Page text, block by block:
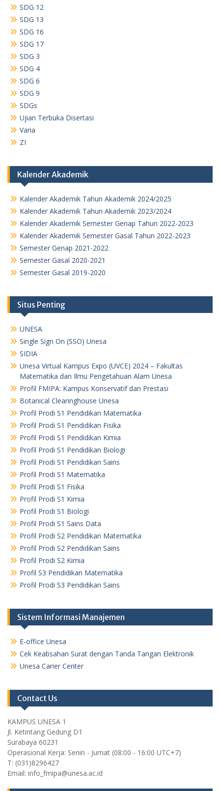
SDG 12
SDG 13
SDG 16
SDG 17
SDG 3
SDG 4
SDG 6
SDG 9
SDGs
Ujian Terbuka Disertasi
Varia
ZI
Kalender Akademik
Kalender Akademik Tahun Akademik 2024/2025
Kalender Akademik Tahun Akademik 2023/2024
Kalender Akademik Semester Genap Tahun 2022-2023
Kalender Akademik Semester Gasal Tahun 2022-2023
Semester Genap 2021-2022
Semester Gasal 2020-2021
Semester Gasal 2019-2020
Situs Penting
UNESA
Single Sign On (SSO) Unesa
SIDIA
Unesa Virtual Kampus Expo (UVCE) 2024 – Fakultas
Matematika dan Ilmu Pengetahuan Alam Unesa
Profil FMIPA: Kampus Konservatif dan Prestasi
Botanical Clearinghouse Unesa
Profil Prodi S1 Pendidikan Matematika
Profil Prodi S1 Pendidikan Fisika
Profil Prodi S1 Pendidikan Kimia
Profil Prodi S1 Pendidikan Biologi
Profil Prodi S1 Pendidikan Sains
Profil Prodi S1 Matematika
Profil Prodi S1 Fisika
Profil Prodi S1 Kimia
Profil Prodi S1 Biologi
Profil Prodi S1 Sains Data
Profil Prodi S2 Pendidikan Matematika
Profil Prodi S2 Pendidikan Sains
Profil Prodi S2 Kimia
Profil S3 Pendidikan Matematika
Profil Prodi S3 Pendidikan Sains
Sistem Informasi Manajemen
E-office Unesa
Cek Keabsahan Surat dengan Tanda Tangan Elektronik
Unesa Carier Center
Contact Us
KAMPUS UNESA 1
Jl. Ketintang Gedung D1
Surabaya 60231
Operasional Kerja: Senin - Jumat (08:00 - 16:00 UTC+7)
T: (031)8296427
Email: info_fmipa@unesa.ac.id